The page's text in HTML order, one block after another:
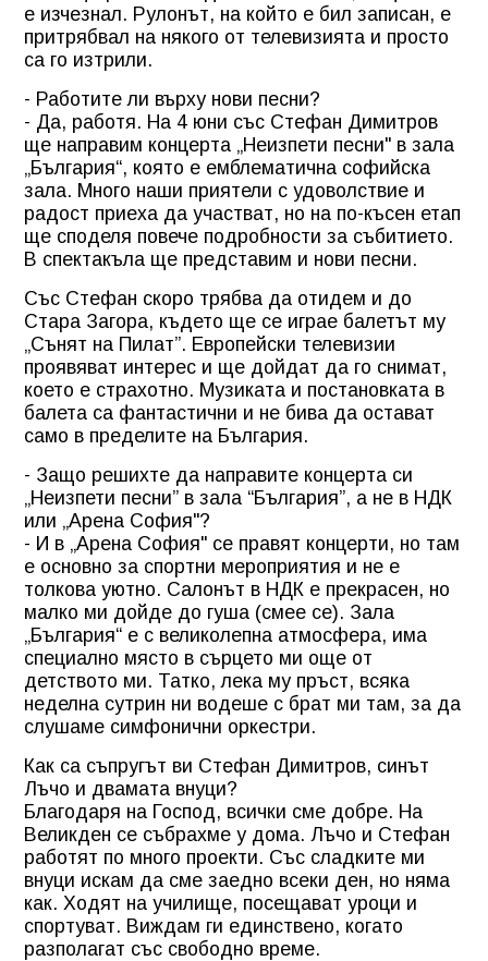
е изчезнал. Рулонът, на който е бил записан, е
притрябвал на някого от телевизията и просто
са го изтрили.
- Работите ли върху нови песни?
- Да, работя. На 4 юни със Стефан Димитров
ще направим концерта „Неизпети песни" в зала
„България“, която е емблематична софийска
зала. Много наши приятели с удоволствие и
радост приеха да участват, но на по-късен етап
ще споделя повече подробности за събитието.
В спектакъла ще представим и нови песни.
Със Стефан скоро трябва да отидем и до
Стара Загора, където ще се играе балетът му
„Сънят на Пилат”. Европейски телевизии
проявяват интерес и ще дойдат да го снимат,
което е страхотно. Музиката и постановката в
балета са фантастични и не бива да остават
само в пределите на България.
- Защо решихте да направите концерта си
„Неизпети песни” в зала “България”, а не в НДК
или „Арена София"?
- И в „Арена София" се правят концерти, но там
е основно за спортни мероприятия и не е
толкова уютно. Салонът в НДК е прекрасен, но
малко ми дойде до гуша (смее се). Зала
„България“ е с великолепна атмосфера, има
специално място в сърцето ми още от
детството ми. Татко, лека му пръст, всяка
неделна сутрин ни водеше с брат ми там, за да
слушаме симфонични оркестри.
Как са съпругът ви Стефан Димитров, синът
Лъчо и двамата внуци?
Благодаря на Господ, всички сме добре. На
Великден се събрахме у дома. Лъчо и Стефан
работят по много проекти. Със сладките ми
внуци искам да сме заедно всеки ден, но няма
как. Ходят на училище, посещават уроци и
спортуват. Виждам ги единствено, когато
разполагат със свободно време.